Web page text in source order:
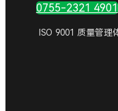
0755-2321 4901
ISO 9001 质量管理